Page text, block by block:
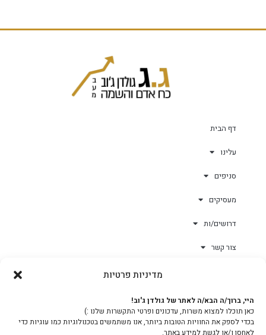
מדיניות פרטיות
היי, ברוך/ה הבא/ה לאתר של גולדן ג'וב!
כאן תוכלו למצוא משרות, עדכונים ופרטי התקשרות שלנו :)
בכדי לספק את החוויות הטובות ביותר, אנו משתמשים בטכנולוגיות כמו עוגיות כדי
לאחסן ו/או לגשת למידע באתר.
דף הבית
עלינו
סניפים
מעסיקים
דרושים/ות
צור קשר
צוות